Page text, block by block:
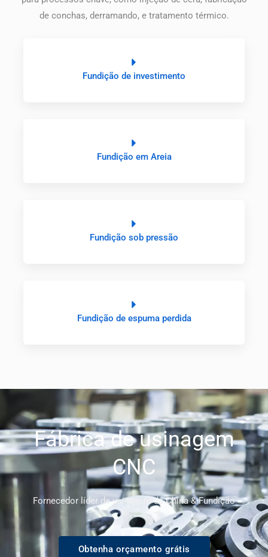
de conchas, derramando, e tratamento térmico.
Fundição de investimento
Fundição em Areia
Fundição sob pressão
Fundição de espuma perdida
Fábrica de usinagem
CNC
Fornecedor líder de usinagem da China & Fundição
Obtenha orçamento grátis